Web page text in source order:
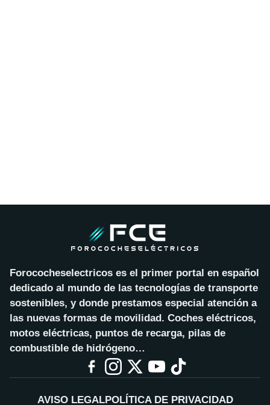
Forococheselectricos es el primer portal en español
dedicado al mundo de las tecnologías de transporte
sostenibles, y donde prestamos especial atención a
las nuevas formas de movilidad. Coches eléctricos,
motos eléctricas, puntos de recarga, pilas de
combustible de hidrógeno…
AVISO LEGALPOLÍTICA DE PRIVACIDAD